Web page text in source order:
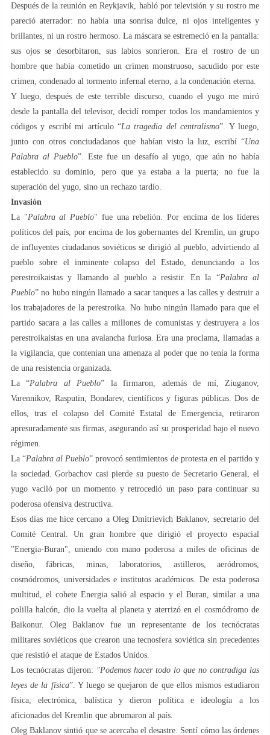
Después de la reunión en Reykjavik, habló por televisión y su rostro me
pareció aterrador: no había una sonrisa dulce, ni ojos inteligentes y
brillantes, ni un rostro hermoso. La máscara se estremeció en la pantalla:
sus ojos se desorbitaron, sus labios sonrieron. Era el rostro de un
hombre que había cometido un crimen monstruoso, sacudido por este
crimen, condenado al tormento infernal eterno, a la condenación eterna.
Y luego, después de este terrible discurso, cuando el yugo me miró
desde la pantalla del televisor, decidí romper todos los mandamientos y
códigos y escribí mi artículo “La tragedia del centralismo”. Y luego,
junto con otros conciudadanos que habían visto la luz, escribí “Una
Palabra al Pueblo”. Este fue un desafío al yugo, que aún no había
establecido su dominio, pero que ya estaba a la puerta; no fue la
superación del yugo, sino un rechazo tardío.
Invasión
La "Palabra al Pueblo" fue una rebelión. Por encima de los líderes
políticos del país, por encima de los gobernantes del Kremlin, un grupo
de influyentes ciudadanos soviéticos se dirigió al pueblo, advirtiendo al
pueblo sobre el inminente colapso del Estado, denunciando a los
perestroikaistas y llamando al pueblo a resistir. En la “Palabra al
Pueblo” no hubo ningún llamado a sacar tanques a las calles y destruir a
los trabajadores de la perestroika. No hubo ningún llamado para que el
partido sacara a las calles a millones de comunistas y destruyera a los
perestroikaistas en una avalancha furiosa. Era una proclama, llamadas a
la vigilancia, que contenían una amenaza al poder que no tenía la forma
de una resistencia organizada.
La “Palabra al Pueblo” la firmaron, además de mí, Ziuganov,
Varennikov, Rasputin, Bondarev, científicos y figuras públicas. Dos de
ellos, tras el colapso del Comité Estatal de Emergencia, retiraron
apresuradamente sus firmas, asegurando así su prosperidad bajo el nuevo
régimen.
La “Palabra al Pueblo” provocó sentimientos de protesta en el partido y
la sociedad. Gorbachov casi pierde su puesto de Secretario General, el
yugo vaciló por un momento y retrocedió un paso para continuar su
poderosa ofensiva destructiva.
Esos días me hice cercano a Oleg Dmitrievich Baklanov, secretario del
Comité Central. Un gran hombre que dirigió el proyecto espacial
"Energia-Buran", uniendo con mano poderosa a miles de oficinas de
diseño, fábricas, minas, laboratorios, astilleros, aeródromos,
cosmódromos, universidades e institutos académicos. De esta poderosa
multitud, el cohete Energia salió al espacio y el Buran, similar a una
polilla halcón, dio la vuelta al planeta y aterrizó en el cosmódromo de
Baikonur. Oleg Baklanov fue un representante de los tecnócratas
militares soviéticos que crearon una tecnosfera soviética sin precedentes
que resistió el ataque de Estados Unidos.
Los tecnócratas dijeron: "Podemos hacer todo lo que no contradiga las
leyes de la física”. Y luego se quejaron de que ellos mismos estudiaron
física, electrónica, balística y dieron política e ideología a los
aficionados del Kremlin que abrumaron al país.
Oleg Baklanov sintió que se acercaba el desastre. Sentí cómo las órdenes